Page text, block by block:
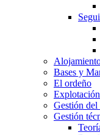
Bases y
El ordeño
Gestión
Gestión